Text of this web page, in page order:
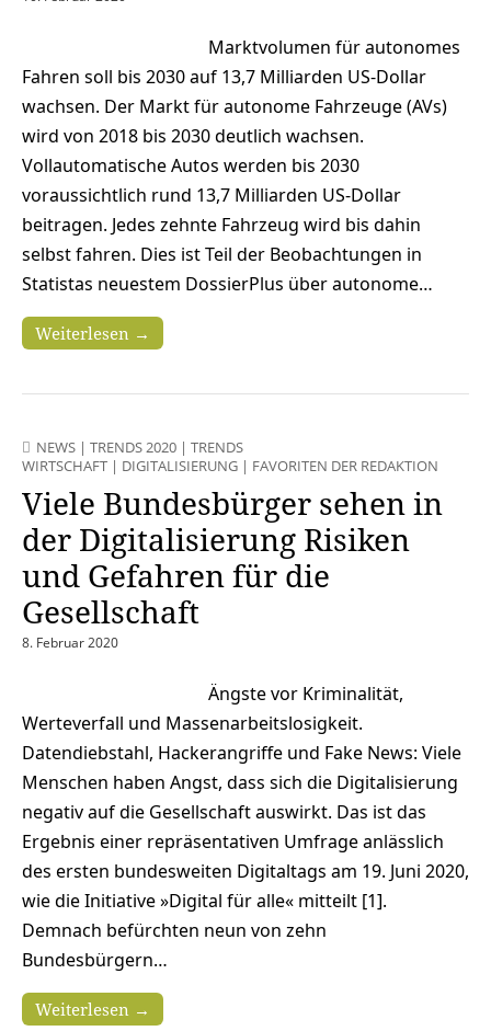
Marktvolumen für autonomes
Fahren soll bis 2030 auf 13,7 Milliarden US-Dollar
wachsen. Der Markt für autonome Fahrzeuge (AVs)
wird von 2018 bis 2030 deutlich wachsen.
Vollautomatische Autos werden bis 2030
voraussichtlich rund 13,7 Milliarden US-Dollar
beitragen. Jedes zehnte Fahrzeug wird bis dahin
selbst fahren. Dies ist Teil der Beobachtungen in
Statistas neuestem DossierPlus über autonome…
Weiterlesen →
NEWS | TRENDS 2020 | TRENDS
WIRTSCHAFT | DIGITALISIERUNG | FAVORITEN DER REDAKTION
Viele Bundesbürger sehen in
der Digitalisierung Risiken
und Gefahren für die
Gesellschaft
8. Februar 2020
Ängste vor Kriminalität,
Werteverfall und Massenarbeitslosigkeit.
Datendiebstahl, Hackerangriffe und Fake News: Viele
Menschen haben Angst, dass sich die Digitalisierung
negativ auf die Gesellschaft auswirkt. Das ist das
Ergebnis einer repräsentativen Umfrage anlässlich
des ersten bundesweiten Digitaltags am 19. Juni 2020,
wie die Initiative »Digital für alle« mitteilt [1].
Demnach befürchten neun von zehn
Bundesbürgern…
Weiterlesen →